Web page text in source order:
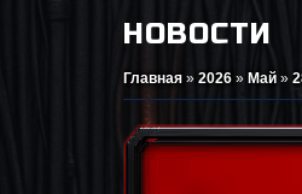
НОВОСТИ
Главная » 2026 » Май »